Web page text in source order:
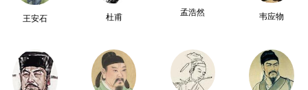
王安石 杜甫
孟浩然 韦应物